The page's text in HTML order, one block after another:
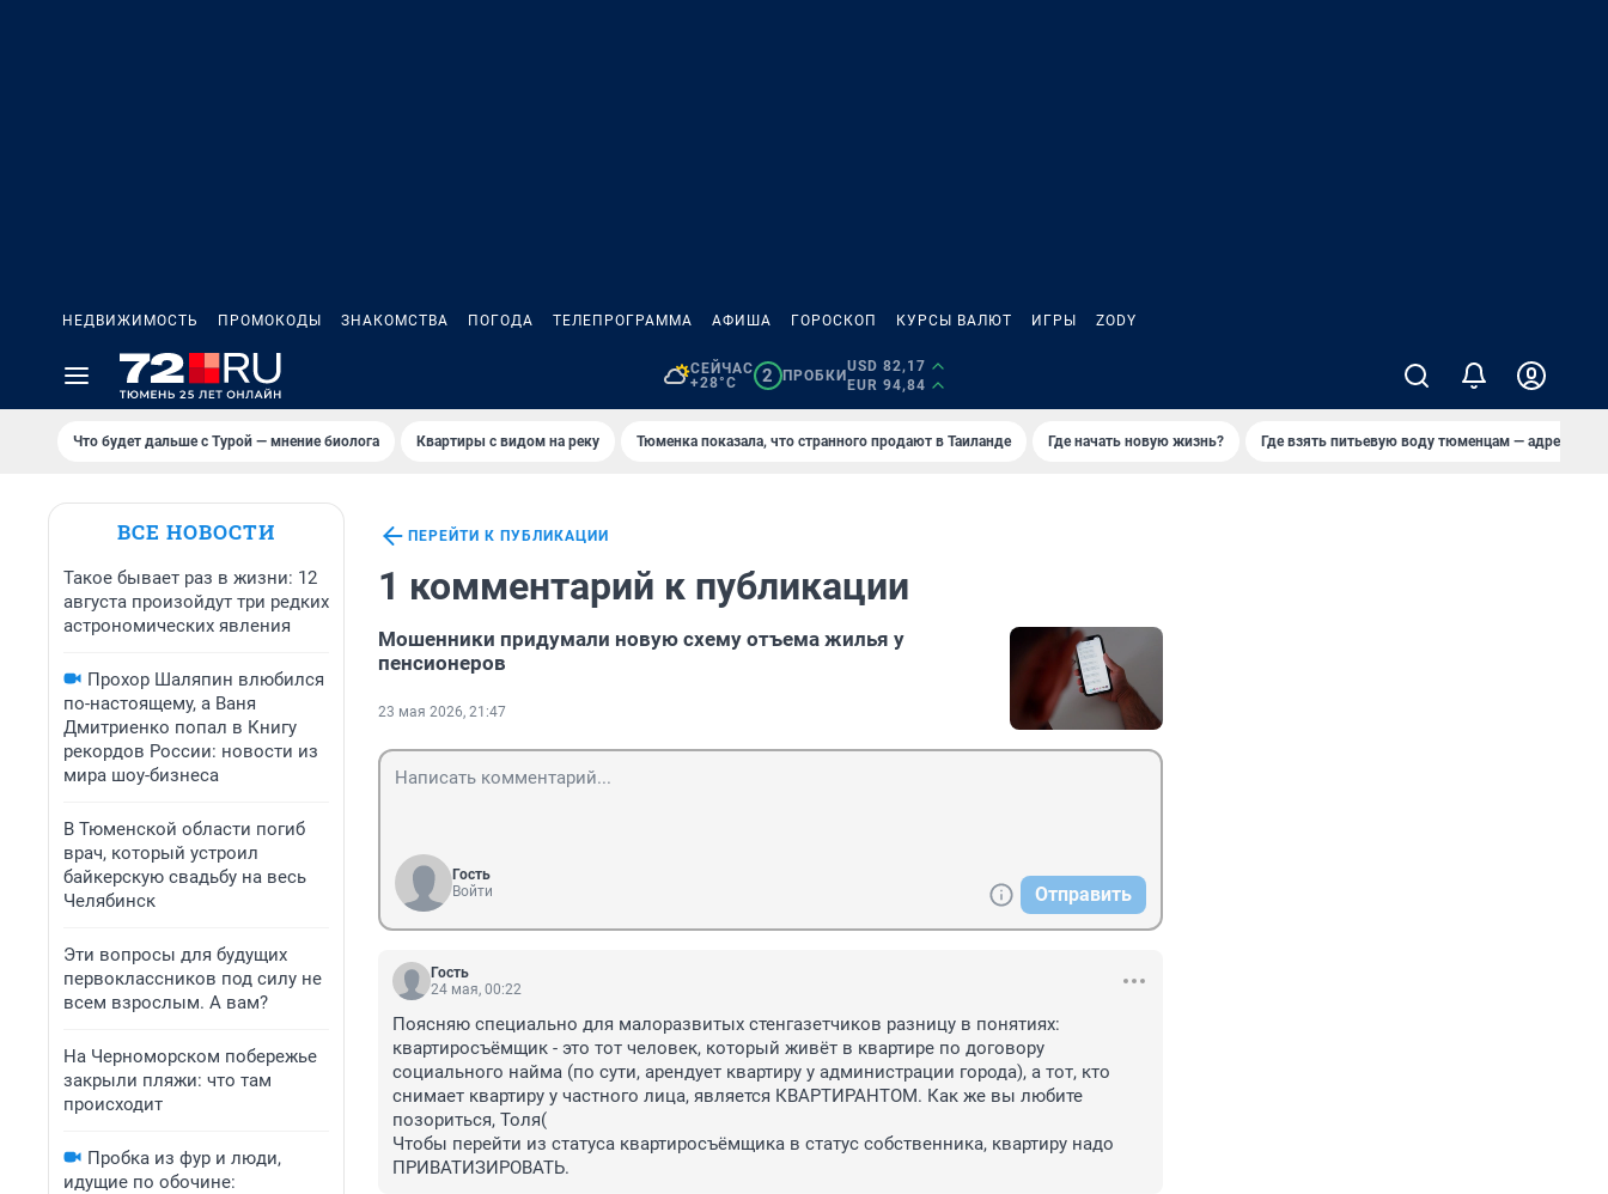
НЕДВИЖИМОСТЬ ПРОМОКОДЫ ЗНАКОМСТВА ПОГОДА ТЕЛЕПРОГРАММА АФИША ГОРОСКОП КУРСЫ ВАЛЮТ ИГРЫ ZODY
СЕЙЧАС
+28°C
2 ПРОБКИ
USD 82,17
EUR 94,84
Что будет дальше с Турой — мнение биолога Квартиры с видом на реку Тюменка показала, что странного продают в Таиланде Где начать новую жизнь? Где взять питьевую воду тюменцам — адреса
ВСЕ НОВОСТИ
Такое бывает раз в жизни: 12
августа произойдут три редких
астрономических явления
Прохор Шаляпин влюбился
по-настоящему, а Ваня
Дмитриенко попал в Книгу
рекордов России: новости из
мира шоу-бизнеса
В Тюменской области погиб
врач, который устроил
байкерскую свадьбу на весь
Челябинск
Эти вопросы для будущих
первоклассников под силу не
всем взрослым. А вам?
На Черноморском побережье
закрыли пляжи: что там
происходит
Пробка из фур и люди,
идущие по обочине:
ПЕРЕЙТИ К ПУБЛИКАЦИИ
1 комментарий к публикации
Мошенники придумали новую схему отъема жилья у
пенсионеров
23 мая 2026, 21:47
Гость
Войти
Отправить
Гость
24 мая, 00:22
Поясняю специально для малоразвитых стенгазетчиков разницу в понятиях:
квартиросъёмщик - это тот человек, который живёт в квартире по договору
социального найма (по сути, арендует квартиру у администрации города), а тот, кто
снимает квартиру у частного лица, является КВАРТИРАНТОМ. Как же вы любите
позориться, Толя(
Чтобы перейти из статуса квартиросъёмщика в статус собственника, квартиру надо
ПРИВАТИЗИРОВАТЬ.